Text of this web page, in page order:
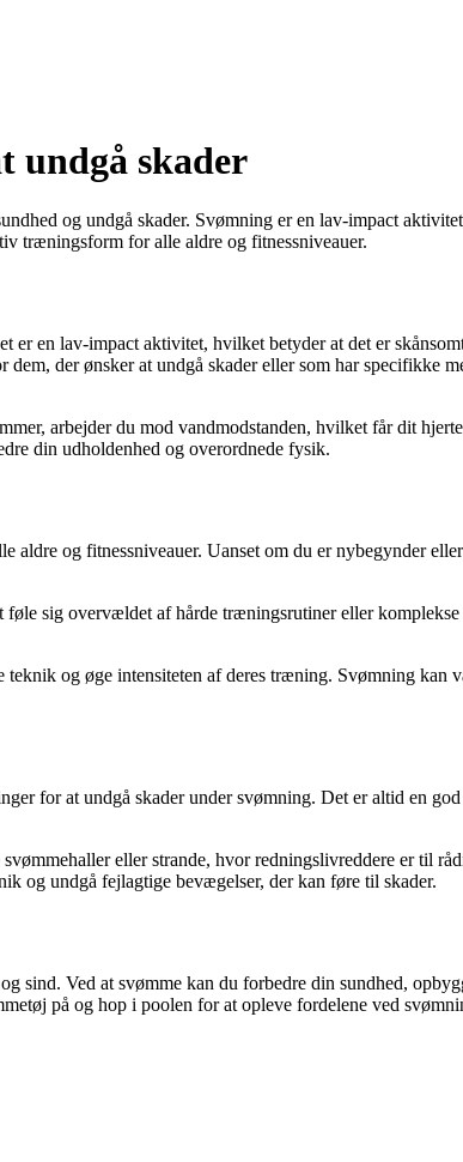
undgå skader
og undgå skader. Svømning er en lav-impact
træningsform for alle aldre og fitnessniveauer.
en lav-impact aktivitet, hvilket betyder at det er
der ønsker at undgå skader eller som har specifikke
arbejder du mod vandmodstanden, hvilket får dit
din udholdenhed og overordnede fysik.
aldre og fitnessniveauer. Uanset om du er nybegynder
sig overvældet af hårde træningsrutiner eller
og øge intensiteten af ​​deres træning. Svømning
for at undgå skader under svømning. Det er altid en
eller strande, hvor redningslivreddere er til
og undgå fejlagtige bevægelser, der kan føre til skader.
sind. Ved at svømme kan du forbedre din sundhed,
på og hop i poolen for at opleve fordelene ved